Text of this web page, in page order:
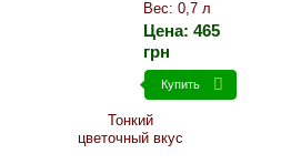
Вес: 0,7 л
Цена: 465
грн
Купить
Тонкий
цветочный вкус